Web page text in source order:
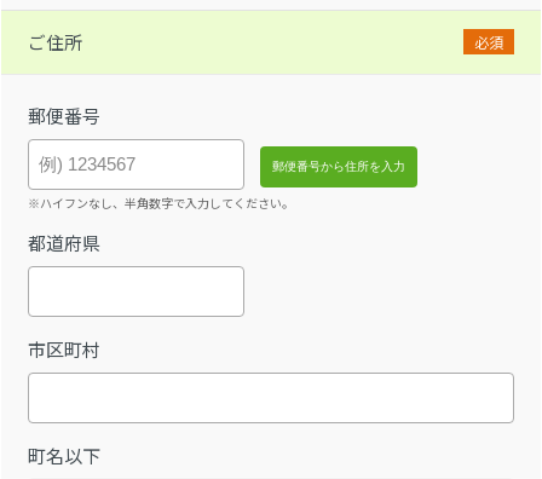
ご住所 必須
郵便番号
※ハイフンなし、半角数字で入力してください。
都道府県
市区町村
町名以下